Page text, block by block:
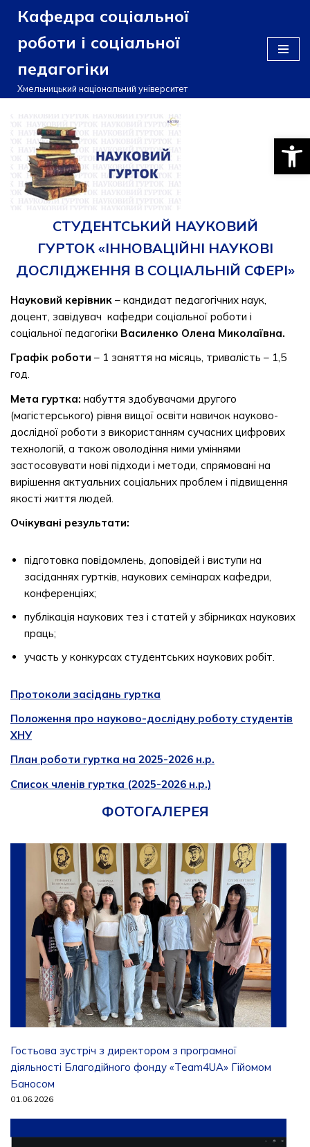
Перейти
до
вмісту
Кафедра соціальної
роботи і соціальної
педагогіки
Хмельницький національний університет
СТУДЕНТСЬКИЙ НАУКОВИЙ
ГУРТОК «ІННОВАЦІЙНІ НАУКОВІ
ДОСЛІДЖЕННЯ В СОЦІАЛЬНІЙ СФЕРІ»
Науковий керівник – кандидат педагогічних наук,
доцент, завідувач кафедри соціальної роботи і
соціальної педагогіки Василенко Олена Миколаївна.
Графік роботи – 1 заняття на місяць, тривалість – 1,5
год.
Мета гуртка: набуття здобувачами другого
(магістерського) рівня вищої освіти навичок науково-
дослідної роботи з використанням сучасних цифрових
технологій, а також оволодіння ними уміннями
застосовувати нові підходи і методи, спрямовані на
вирішення актуальних соціальних проблем і підвищення
якості життя людей.
Очікувані результати:
підготовка повідомлень, доповідей і виступи на
засіданнях гуртків, наукових семінарах кафедри,
конференціях;
публікація наукових тез і статей у збірниках наукових
праць;
участь у конкурсах студентських наукових робіт.
Протоколи засідань гуртка
Положення про науково-дослідну роботу студентів
ХНУ
План роботи гуртка на 2025-2026 н.р.
Список членів гуртка (2025-2026 н.р.)
ФОТОГАЛЕРЕЯ
Гостьова зустріч з директором з програмної
діяльності Благодійного фонду «Team4UA» Гійомом
Баносом
01.06.2026